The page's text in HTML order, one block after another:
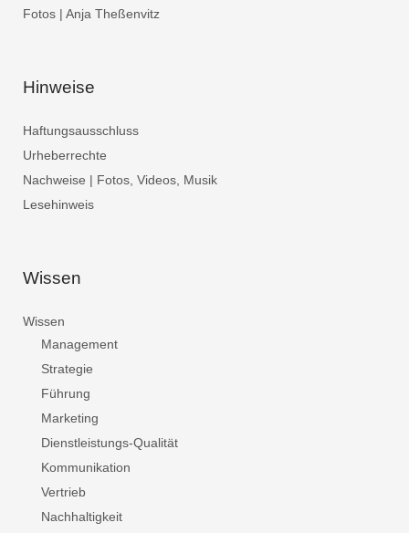
Fotos | Anja Theßenvitz
Hinweise
Haftungsausschluss
Urheberrechte
Nachweise | Fotos, Videos, Musik
Lesehinweis
Wissen
Wissen
Management
Strategie
Führung
Marketing
Dienstleistungs-Qualität
Kommunikation
Vertrieb
Nachhaltigkeit